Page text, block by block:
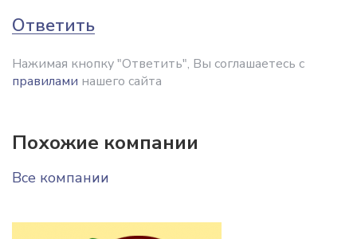
Ответить
Нажимая кнопку "Ответить", Вы соглашаетесь с
правилами нашего сайта
Похожие компании
Все компании